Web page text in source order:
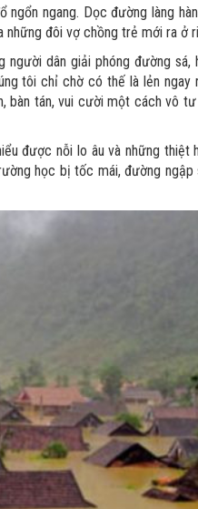
ngang. Dọc đường làng
đôi vợ chồng trẻ mới ra ở
dân giải phóng đường sá,
tôi chỉ chờ có thế là lẻn ngay
bàn tán, vui cười một cách vô
được nỗi lo âu và những thiệt
học bị tốc mái, đường ngập